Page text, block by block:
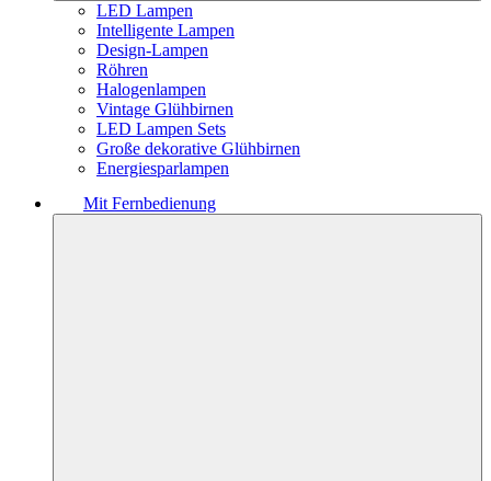
LED Lampen
Intelligente Lampen
Design-Lampen
Röhren
Halogenlampen
Vintage Glühbirnen
LED Lampen Sets
Große dekorative Glühbirnen
Energiesparlampen
Mit Fernbedienung